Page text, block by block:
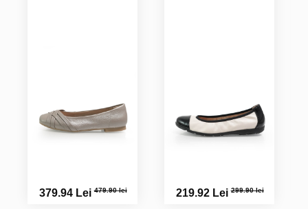
379.94 Lei479.90 lei 219.92 Lei299.90 lei